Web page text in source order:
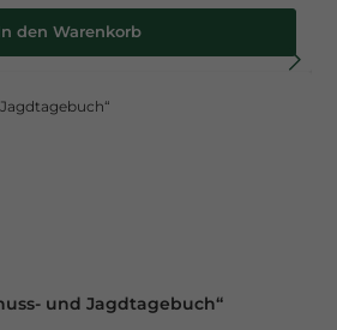
den Warenkorb
und Jagdtagebuch“